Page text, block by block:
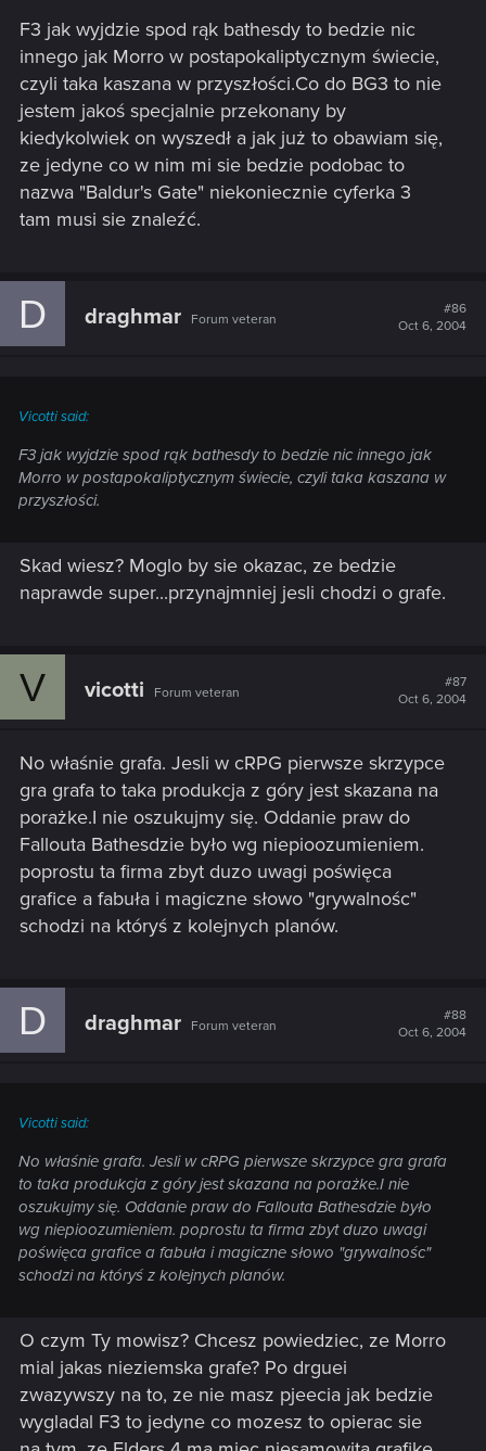
F3 jak wyjdzie spod rąk bathesdy to bedzie nic
innego jak Morro w postapokaliptycznym świecie,
czyli taka kaszana w przyszłości.Co do BG3 to nie
jestem jakoś specjalnie przekonany by
kiedykolwiek on wyszedł a jak już to obawiam się,
ze jedyne co w nim mi sie bedzie podobac to
nazwa "Baldur's Gate" niekoniecznie cyferka 3
tam musi sie znaleźć.
D draghmar Forum veteran
#86
Oct 6, 2004
Vicotti said:
F3 jak wyjdzie spod rąk bathesdy to bedzie nic innego jak
Morro w postapokaliptycznym świecie, czyli taka kaszana w
przyszłości.
Skad wiesz? Moglo by sie okazac, ze bedzie
naprawde super...przynajmniej jesli chodzi o grafe.
V vicotti Forum veteran
#87
Oct 6, 2004
No właśnie grafa. Jesli w cRPG pierwsze skrzypce
gra grafa to taka produkcja z góry jest skazana na
porażke.I nie oszukujmy się. Oddanie praw do
Fallouta Bathesdzie było wg niepioozumieniem.
poprostu ta firma zbyt duzo uwagi poświęca
grafice a fabuła i magiczne słowo "grywalnośc"
schodzi na któryś z kolejnych planów.
D draghmar Forum veteran
#88
Oct 6, 2004
Vicotti said:
No właśnie grafa. Jesli w cRPG pierwsze skrzypce gra grafa
to taka produkcja z góry jest skazana na porażke.I nie
oszukujmy się. Oddanie praw do Fallouta Bathesdzie było
wg niepioozumieniem. poprostu ta firma zbyt duzo uwagi
poświęca grafice a fabuła i magiczne słowo "grywalnośc"
schodzi na któryś z kolejnych planów.
O czym Ty mowisz? Chcesz powiedziec, ze Morro
mial jakas nieziemska grafe? Po drguei
zwazywszy na to, ze nie masz pjeecia jak bedzie
wygladal F3 to jedyne co mozesz to opierac sie